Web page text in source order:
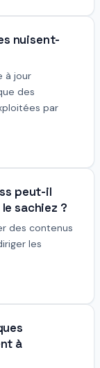
nuisent-
à jour
des
par
peut-il
sachiez ?
des contenus
les
à